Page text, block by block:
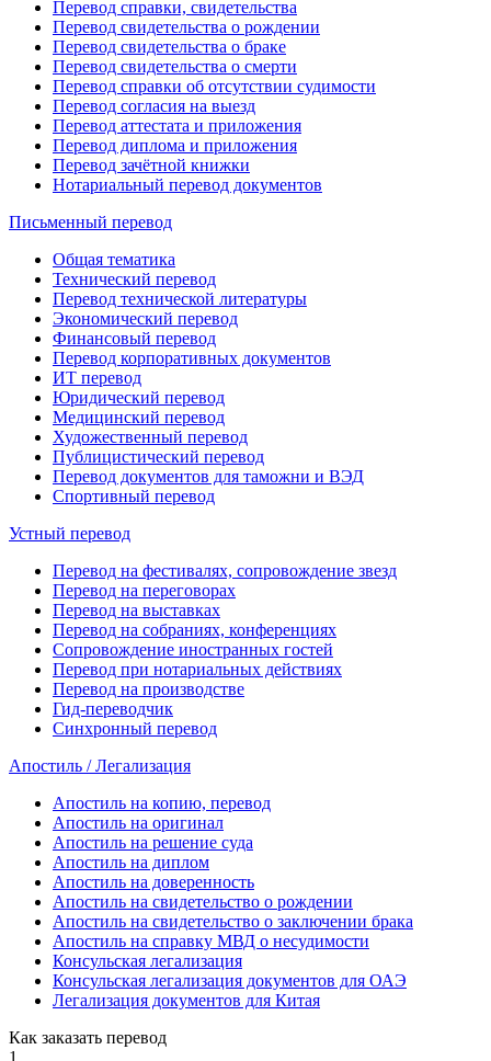
Перевод справки, свидетельства
Перевод свидетельства о рождении
Перевод свидетельства о браке
Перевод свидетельства о смерти
Перевод справки об отсутствии судимости
Перевод согласия на выезд
Перевод аттестата и приложения
Перевод диплома и приложения
Перевод зачётной книжки
Нотариальный перевод документов
Письменный перевод
Общая тематика
Технический перевод
Перевод технической литературы
Экономический перевод
Финансовый перевод
Перевод корпоративных документов
ИТ перевод
Юридический перевод
Медицинский перевод
Художественный перевод
Публицистический перевод
Перевод документов для таможни и ВЭД
Спортивный перевод
Устный перевод
Перевод на фестивалях, сопровождение звезд
Перевод на переговорах
Перевод на выставках
Перевод на собраниях, конференциях
Сопровождение иностранных гостей
Перевод при нотариальных действиях
Перевод на производстве
Гид-переводчик
Синхронный перевод
Апостиль / Легализация
Апостиль на копию, перевод
Апостиль на оригинал
Апостиль на решение суда
Апостиль на диплом
Апостиль на доверенность
Апостиль на свидетельство о рождении
Апостиль на свидетельство о заключении брака
Апостиль на справку МВД о несудимости
Консульская легализация
Консульская легализация документов для ОАЭ
Легализация документов для Китая
Как заказать перевод
1